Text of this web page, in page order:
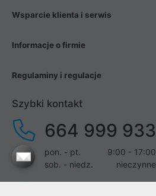
Wsparcie klienta i serwis
Informacje o firmie
Regulaminy i regulacje
Szybki kontakt
664 999 933
pon. - pt.
9:00 - 17:00
sob. - niedz.
nieczynne